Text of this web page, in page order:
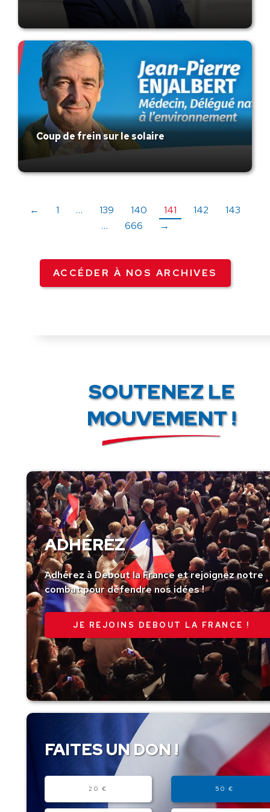
Coup de frein sur le solaire
← 1 … 139 140 141 142
143
…
666 →
ACCÉDER À NOS ARCHIVES
SOUTENEZ LE
MOUVEMENT !
ADHÉREZ
Adhérez à Debout la France et rejoignez notre
combat pour défendre nos idées !
JE REJOINS DEBOUT LA FRANCE !
FAITES UN DON !
20 € 50 €